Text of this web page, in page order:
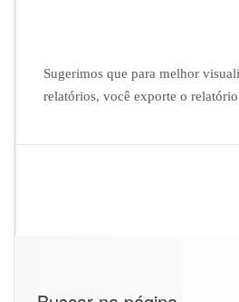
Sugerimos que para melhor
relatórios, você exporte o